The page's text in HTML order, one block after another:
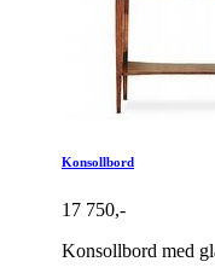
Konsollbord
17 750,-
Konsollbord med